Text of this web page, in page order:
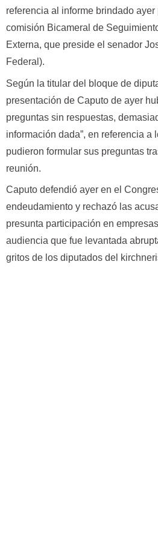
referencia al informe brindado
comisión Bicameral de
Externa, que preside el senador
Federal).
Según la titular del bloque de
presentación de Caputo de ayer
preguntas sin respuestas,
información dada”, en referencia a
pudieron formular sus preguntas
reunión.
Caputo defendió ayer en el
endeudamiento y rechazó las
presunta participación en
audiencia que fue levantada
gritos de los diputados del